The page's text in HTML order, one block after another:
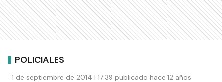
POLICIALES
1 de septiembre de 2014 | 17:39 publicado hace 12 años